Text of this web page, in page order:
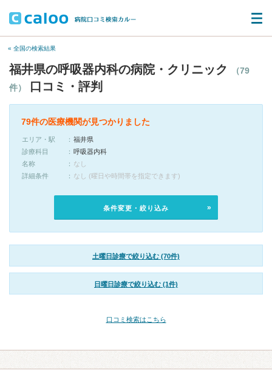
« 全国の検索結果
福井県の呼吸器内科の病院・クリニック
（79
件）
口コミ・評判
79件の医療機関が見つかりました
エリア・駅
福井県
診療科目
呼吸器内科
名称
なし
詳細条件
なし (曜日や時間帯を指定できます)
条件変更・絞り込み
土曜日診療で絞り込む (70件)
日曜日診療で絞り込む (1件)
口コミ検索はこちら